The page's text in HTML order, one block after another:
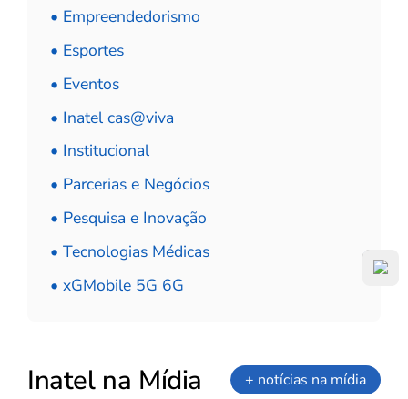
• Empreendedorismo
• Esportes
• Eventos
• Inatel cas@viva
• Institucional
• Parcerias e Negócios
• Pesquisa e Inovação
• Tecnologias Médicas
• xGMobile 5G 6G
Inatel na Mídia + notícias na mídia